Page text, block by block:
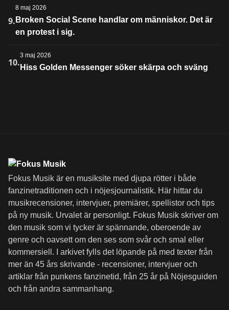
9.
8 maj 2026
Broken Social Scene handlar om människor. Det är
en protest i sig.
10.
3 maj 2026
Hiss Golden Messenger söker skärpa och sväng
Fokus Musik är en musiksite med djupa rötter i både
fanzinetraditionen och i nöjesjournalistik. Här hittar du
musikrecensioner, intervjuer, premiärer, spellistor och tips
på ny musik. Urvalet är personligt. Fokus Musik skriver om
den musik som vi tycker är spännande, oberoende av
genre och oavsett om den ses som svår och smal eller
kommersiell. I arkivet fylls det löpande på med texter från
mer än 45 års skrivande - recensioner, intervjuer och
artiklar från punkens fanzinetid, från 25 år på Nöjesguiden
och från andra sammanhang.